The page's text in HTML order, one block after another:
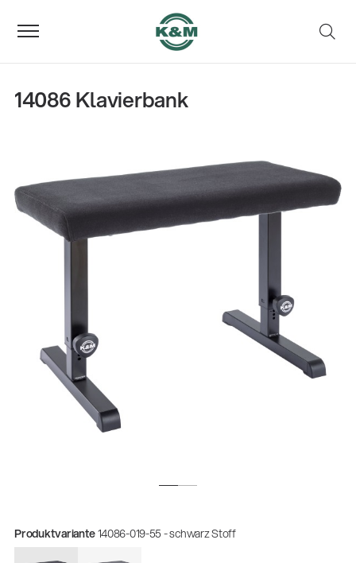
14086 Klavierbank
Produktvariante14086-019-55 - schwarz Stoff